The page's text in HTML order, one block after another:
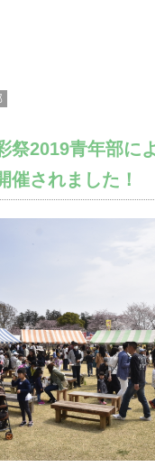
祭2019青年部に
催されました！